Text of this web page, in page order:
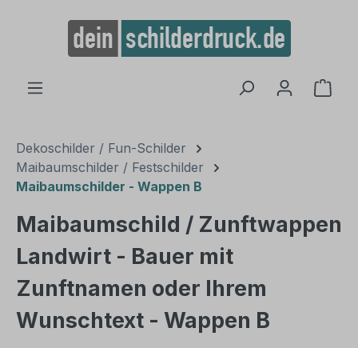
springen
Dekoschilder / Fun-Schilder
Maibaumschilder / Festschilder
Maibaumschilder - Wappen B
Maibaumschild / Zunftwappen
Landwirt - Bauer mit
Zunftnamen oder Ihrem
Wunschtext - Wappen B